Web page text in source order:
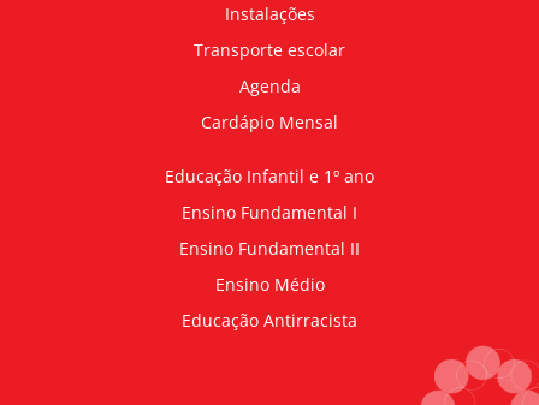
Instalações
Transporte escolar
Agenda
Cardápio Mensal
Educação Infantil e 1º ano
Ensino Fundamental I
Ensino Fundamental II
Ensino Médio
Educação Antirracista